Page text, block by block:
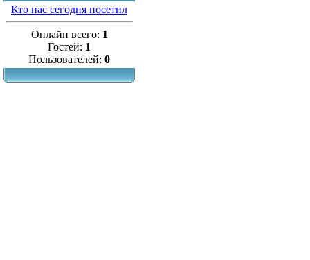
Кто нас сегодня посетил
Онлайн всего: 1
Гостей: 1
Пользователей: 0